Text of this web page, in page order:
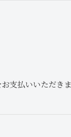
支払いいただきま